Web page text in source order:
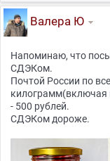
Валера Ю
Напоминаю, что
СДЭКом.
Почтой России по
килограмм(включая
- 500 рублей.
СДЭКом дороже.